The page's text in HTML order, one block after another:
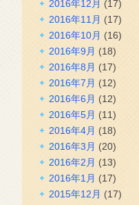
2016年12月 (17)
2016年11月 (17)
2016年10月 (16)
2016年9月 (18)
2016年8月 (17)
2016年7月 (12)
2016年6月 (12)
2016年5月 (11)
2016年4月 (18)
2016年3月 (20)
2016年2月 (13)
2016年1月 (17)
2015年12月 (17)